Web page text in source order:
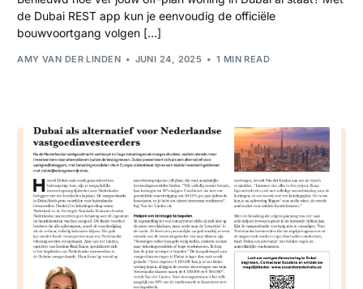
de Dubai REST app kun je eenvoudig de officiële
bouwvoortgang volgen […]
AMY VAN DER LINDEN JUNI 24, 2025 1 MIN READ